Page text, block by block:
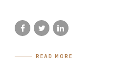
READ MORE